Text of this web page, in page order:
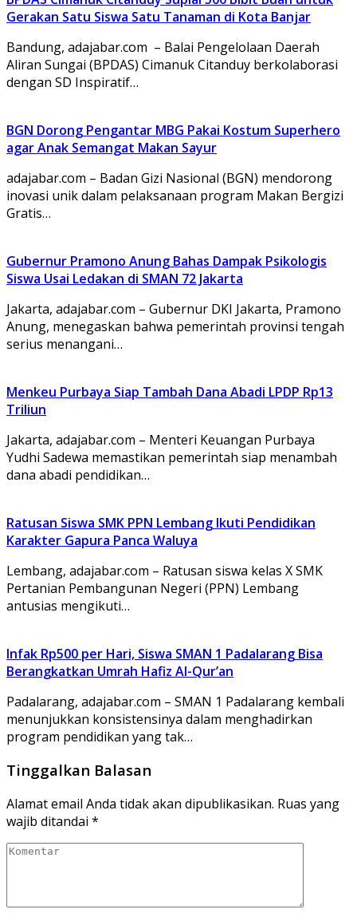
Gerakan Satu Siswa Satu Tanaman di Kota Banjar
Bandung, adajabar.com – Balai Pengelolaan Daerah
Aliran Sungai (BPDAS) Cimanuk Citanduy berkolaborasi
dengan SD Inspiratif…
BGN Dorong Pengantar MBG Pakai Kostum Superhero
agar Anak Semangat Makan Sayur
adajabar.com – Badan Gizi Nasional (BGN) mendorong
inovasi unik dalam pelaksanaan program Makan Bergizi
Gratis…
Gubernur Pramono Anung Bahas Dampak Psikologis
Siswa Usai Ledakan di SMAN 72 Jakarta
Jakarta, adajabar.com – Gubernur DKI Jakarta, Pramono
Anung, menegaskan bahwa pemerintah provinsi tengah
serius menangani…
Menkeu Purbaya Siap Tambah Dana Abadi LPDP Rp13
Triliun
Jakarta, adajabar.com – Menteri Keuangan Purbaya
Yudhi Sadewa memastikan pemerintah siap menambah
dana abadi pendidikan…
Ratusan Siswa SMK PPN Lembang Ikuti Pendidikan
Karakter Gapura Panca Waluya
Lembang, adajabar.com – Ratusan siswa kelas X SMK
Pertanian Pembangunan Negeri (PPN) Lembang
antusias mengikuti…
Infak Rp500 per Hari, Siswa SMAN 1 Padalarang Bisa
Berangkatkan Umrah Hafiz Al-Qur’an
Padalarang, adajabar.com – SMAN 1 Padalarang kembali
menunjukkan konsistensinya dalam menghadirkan
program pendidikan yang tak…
Tinggalkan Balasan
Alamat email Anda tidak akan dipublikasikan. Ruas yang
wajib ditandai *